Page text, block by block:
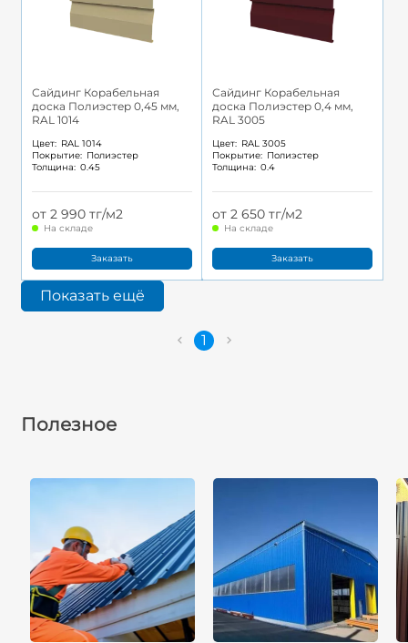
Сайдинг Корабельная
доска Полиэстер 0,45 мм,
RAL 1014
Цвет: RAL 1014
Покрытие: Полиэстер
Толщина: 0.45
от 2 990 тг/м2
На складе
Заказать
Сайдинг Корабельная
доска Полиэстер 0,4 мм,
RAL 3005
Цвет: RAL 3005
Покрытие: Полиэстер
Толщина: 0.4
от 2 650 тг/м2
На складе
Заказать
Показать ещё
1
Полезное